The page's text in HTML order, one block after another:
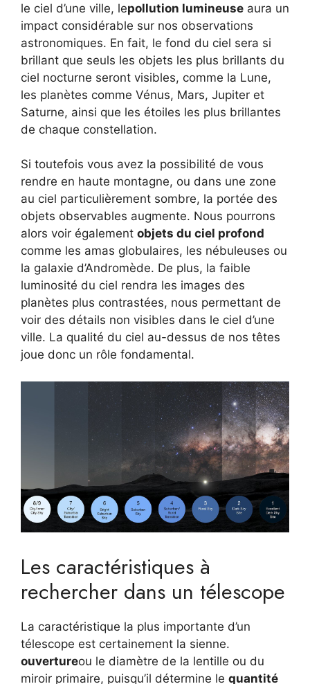
le ciel d’une ville, lepollution lumineuse aura un
impact considérable sur nos observations
astronomiques. En fait, le fond du ciel sera si
brillant que seuls les objets les plus brillants du
ciel nocturne seront visibles, comme la Lune,
les planètes comme Vénus, Mars, Jupiter et
Saturne, ainsi que les étoiles les plus brillantes
de chaque constellation.
Si toutefois vous avez la possibilité de vous
rendre en haute montagne, ou dans une zone
au ciel particulièrement sombre, la portée des
objets observables augmente. Nous pourrons
alors voir également objets du ciel profond
comme les amas globulaires, les nébuleuses ou
la galaxie d’Andromède. De plus, la faible
luminosité du ciel rendra les images des
planètes plus contrastées, nous permettant de
voir des détails non visibles dans le ciel d’une
ville. La qualité du ciel au-dessus de nos têtes
joue donc un rôle fondamental.
Les caractéristiques à
rechercher dans un télescope
La caractéristique la plus importante d’un
télescope est certainement la sienne.
ouvertureou le diamètre de la lentille ou du
miroir primaire, puisqu’il détermine le quantité